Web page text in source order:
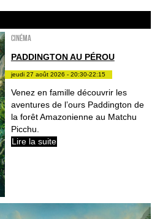
Cinéma
PADDINGTON AU PÉROU
jeudi 27 août 2026 - 20:30-22:15
Venez en famille découvrir les
aventures de l’ours Paddington de
la forêt Amazonienne au Matchu
Picchu.
Lire la suite